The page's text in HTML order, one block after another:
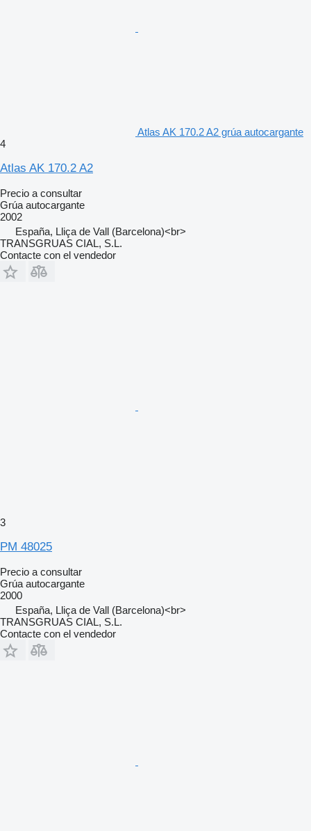
Atlas AK 170.2 A2 grúa autocargante
4
Atlas AK 170.2 A2
Precio a consultar
Grúa autocargante
2002
España, Lliça de Vall (Barcelona)<br>
TRANSGRUAS CIAL, S.L.
Contacte con el vendedor
3
PM 48025
Precio a consultar
Grúa autocargante
2000
España, Lliça de Vall (Barcelona)<br>
TRANSGRUAS CIAL, S.L.
Contacte con el vendedor